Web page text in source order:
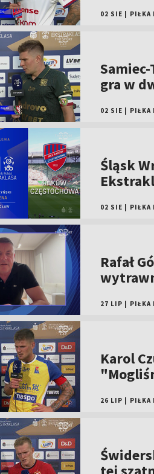
02 SIE PIŁKA
gra w
02 SIE PIŁKA
Śląsk
02 SIE PIŁKA
Rafał
27 LIP PIŁKA
Karol
26 LIP PIŁKA